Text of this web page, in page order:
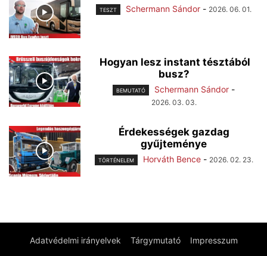
TESZT Schermann Sándor - 2026. 06. 01.
Hogyan lesz instant tésztából
busz?
BEMUTATÓ Schermann Sándor -
2026. 03. 03.
Érdekességek gazdag
gyűjteménye
TÖRTÉNELEM Horváth Bence - 2026. 02. 23.
Adatvédelmi irányelvek Tárgymutató Impresszum